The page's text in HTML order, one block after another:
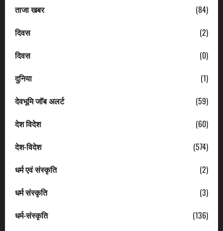
ताजा खबर
(84)
दिवस
(2)
दिवस
(0)
दुनिया
(1)
देवभूमि जॉब अलर्ट
(59)
देश विदेश
(60)
देश-विदेश
(574)
धर्म एवं संस्कृति
(2)
धर्म संस्कृति
(3)
धर्म-संस्कृति
(136)